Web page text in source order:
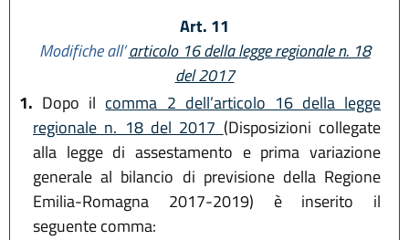
Art. 11
Modifiche all’articolo 16 della legge regionale n. 18
del 2017
1. Dopo il comma 2 dell’articolo 16 della legge
regionale n. 18 del 2017 (Disposizioni collegate
alla legge di assestamento e prima variazione
generale al bilancio di previsione della Regione
Emilia-Romagna 2017-2019) è inserito il
seguente comma: